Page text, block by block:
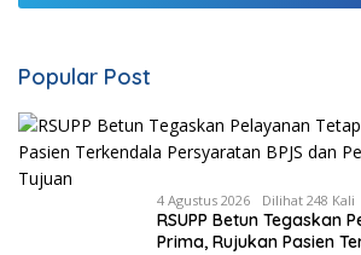
Popular Post
4 Agustus 2026 Dilihat 248 Kali
RSUPP Betun Tegaskan
Prima, Rujukan Pasien